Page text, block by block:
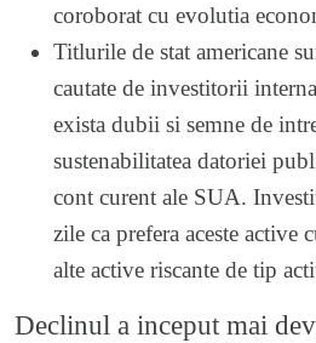
coroborat cu evolutia
Titlurile de stat americane
cautate de investitorii
exista dubii si semne de
sustenabilitatea datoriei
cont curent ale SUA.
zile ca prefera aceste active
alte active riscante de tip
Declinul a inceput mai